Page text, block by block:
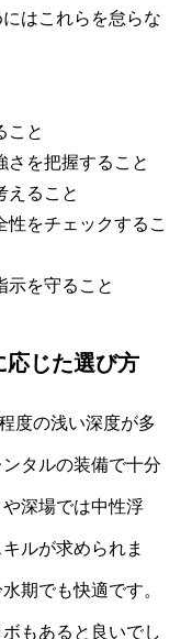
はこれらを怠らな
こと
さを把握すること
えること
をチェックするこ
示を守ること
応じた選び方
度の浅い深度が多
タルの装備で十分
深場では中性浮
ルが求められま
期でも快適です。
もあると良いでし